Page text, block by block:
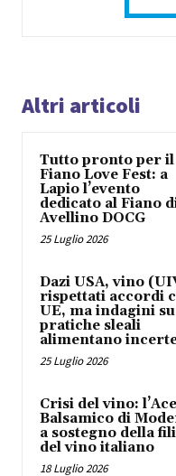
Altri articoli
Tutto pronto per il
Fiano Love Fest: a
Lapio l’evento
dedicato al Fiano
Avellino DOCG
25 Luglio 2026
Dazi USA, vino
rispettati accordi
UE, ma indagini su
pratiche sleali
alimentano
25 Luglio 2026
Crisi del vino:
Balsamico di
a sostegno della
del vino italiano
18 Luglio 2026